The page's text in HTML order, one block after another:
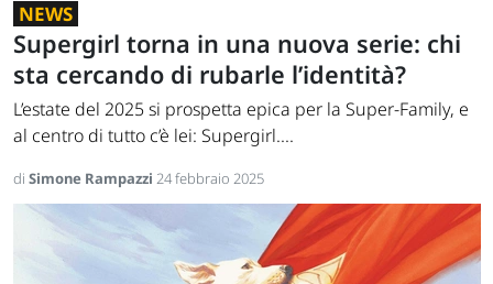
NEWS
Supergirl torna in una nuova serie: chi
sta cercando di rubarle l’identità?
L’estate del 2025 si prospetta epica per la Super-Family, e
al centro di tutto c’è lei: Supergirl....
di Simone Rampazzi 24 febbraio 2025